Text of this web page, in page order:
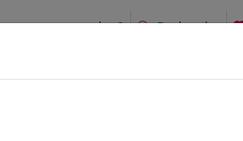
ça marche ? Recherche
!